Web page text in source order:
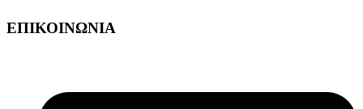
ΕΠΙΚΟΙΝΩΝΙΑ